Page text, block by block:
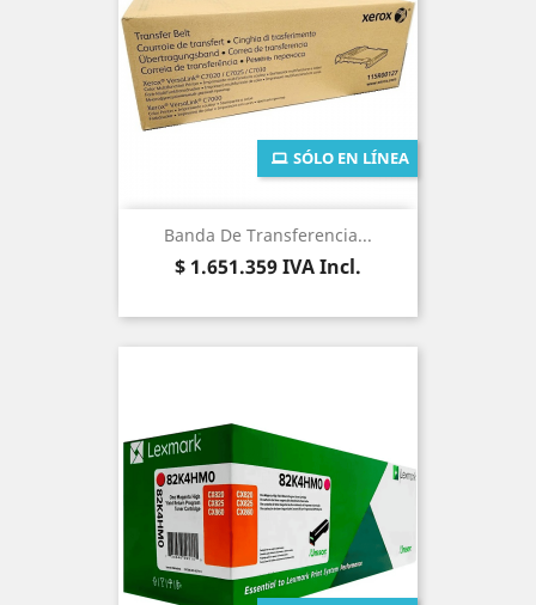
Banda De Transferencia...
Precio
$ 1.651.359IVA Incl.
SÓLO EN LÍNEA